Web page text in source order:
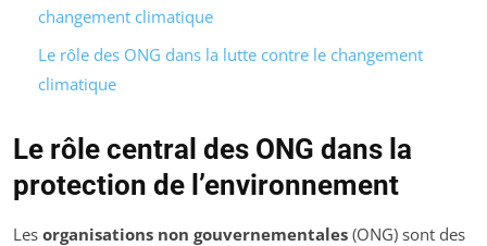
changement climatique
Le rôle des ONG dans la lutte contre le changement
climatique
Le rôle central des ONG dans la
protection de l’environnement
Les organisations non gouvernementales (ONG) sont des